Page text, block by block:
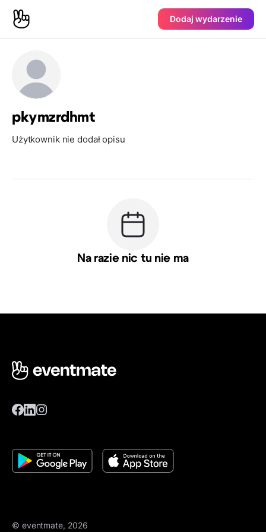
Dodaj wydarzenie
pkymzrdhmt
Użytkownik nie dodał opisu
Na razie nic tu nie ma
© eventmate, 2026